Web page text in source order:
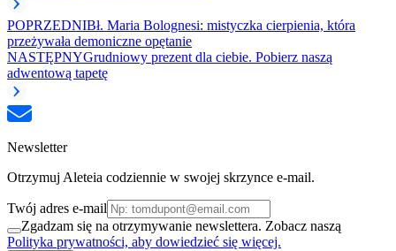
POPRZEDNIBł. Maria Bolognesi: mistyczka cierpienia, która
przeżywała demoniczne opętanie
NASTĘPNYGrudniowy prezent dla ciebie. Pobierz naszą
adwentową tapetę
Newsletter
Otrzymuj Aleteia codziennie w swojej skrzynce e-mail.
Twój adres e-mail
Zgadzam się na otrzymywanie newslettera. Zobacz naszą
Polityka prywatności, aby dowiedzieć się więcej.